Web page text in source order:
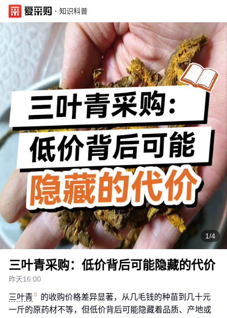
· 知识科普
1/4
三叶青采购：低价背后可能隐藏的代价
昨天16:00
三叶青
的收购价格差异显著，从几毛钱的种苗到几十元
一斤的原药材不等，但低价背后可能隐藏着品质、产地或